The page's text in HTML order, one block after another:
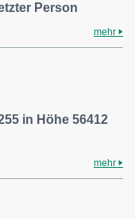
Person
mehr
in Höhe 56412
mehr